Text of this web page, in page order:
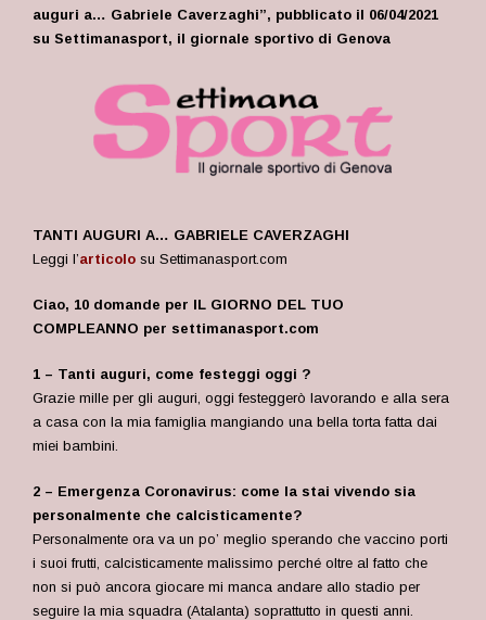
auguri a… Gabriele Caverzaghi”, pubblicato il 06/04/2021
su Settimanasport, il giornale sportivo di Genova
TANTI AUGURI A… GABRIELE CAVERZAGHI
Leggi l’articolo su Settimanasport.com
Ciao, 10 domande per IL GIORNO DEL TUO
COMPLEANNO per settimanasport.com
1 – Tanti auguri, come festeggi oggi ?
Grazie mille per gli auguri, oggi festeggerò lavorando e alla sera
a casa con la mia famiglia mangiando una bella torta fatta dai
miei bambini.
2 – Emergenza Coronavirus: come la stai vivendo sia
personalmente che calcisticamente?
Personalmente ora va un po’ meglio sperando che vaccino porti
i suoi frutti, calcisticamente malissimo perché oltre al fatto che
non si può ancora giocare mi manca andare allo stadio per
seguire la mia squadra (Atalanta) soprattutto in questi anni.